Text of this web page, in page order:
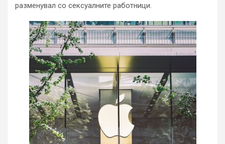
разменувал со сексуалните работници.